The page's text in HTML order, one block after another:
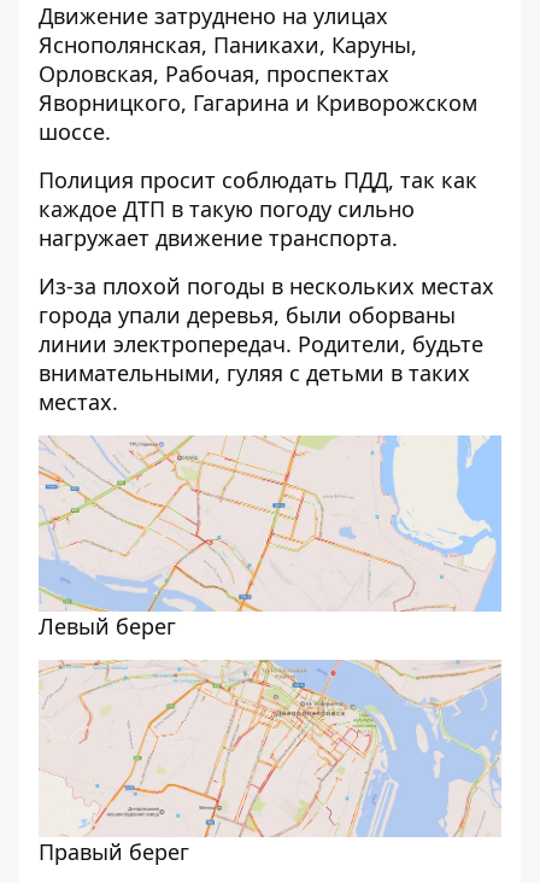
Движение затруднено на улицах
Яснополянская, Паникахи, Каруны,
Орловская, Рабочая, проспектах
Яворницкого, Гагарина и Криворожском
шоссе.
Полиция просит соблюдать ПДД, так как
каждое ДТП в такую погоду сильно
нагружает движение транспорта.
Из-за плохой погоды в нескольких местах
города упали деревья, были оборваны
линии электропередач. Родители, будьте
внимательными, гуляя с детьми в таких
местах.
Левый берег
Правый берег